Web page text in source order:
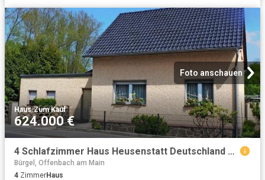
Foto anschauen
Haus·Zum Kauf
624.000 €
4 Schlafzimmer Haus Heusenstatt Deutschland 104799041
Bürgel, Offenbach am Main
4 ZimmerHaus